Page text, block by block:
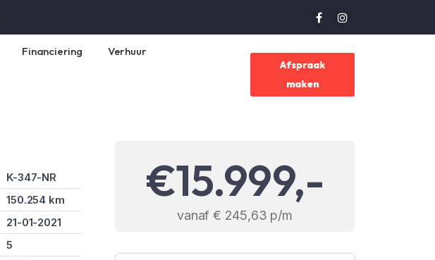
Financiering Verhuur
Afspraak
maken
K-347-NR
150.254 km
21-01-2021
5
€15.999,-
vanaf € 245,63 p/m